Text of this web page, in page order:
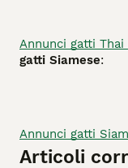
Annunci gatti Thai
gatti Siamese:
Annunci gatti
Articoli